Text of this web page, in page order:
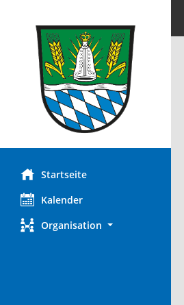
Startseite
Kalender
Organisation